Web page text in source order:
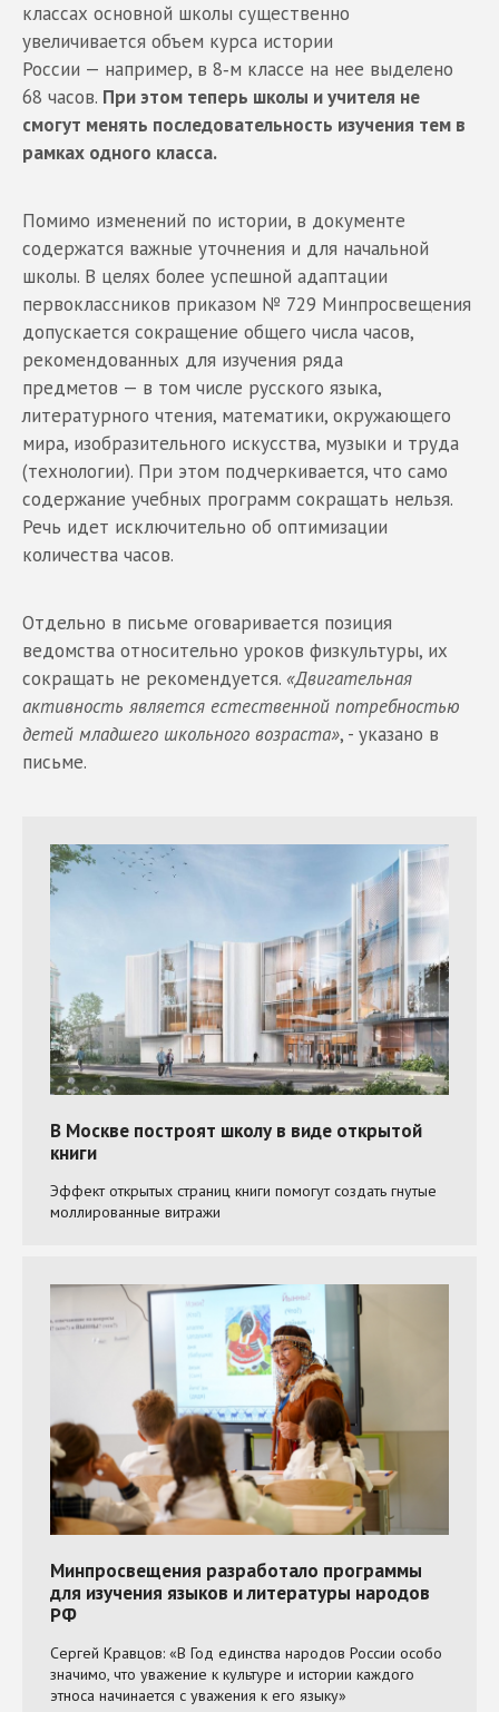
классах основной школы существенно
увеличивается объем курса истории
России — например, в 8‑м классе на нее выделено
68 часов. При этом теперь школы и учителя не
смогут менять последовательность изучения тем в
рамках одного класса.
Помимо изменений по истории, в документе
содержатся важные уточнения и для начальной
школы. В целях более успешной адаптации
первоклассников приказом № 729 Минпросвещения
допускается сокращение общего числа часов,
рекомендованных для изучения ряда
предметов — в том числе русского языка,
литературного чтения, математики, окружающего
мира, изобразительного искусства, музыки и труда
(технологии). При этом подчеркивается, что само
содержание учебных программ сокращать нельзя.
Речь идет исключительно об оптимизации
количества часов.
Отдельно в письме оговаривается позиция
ведомства относительно уроков физкультуры, их
сокращать не рекомендуется. «Двигательная
активность является естественной потребностью
детей младшего школьного возраста», - указано в
письме.